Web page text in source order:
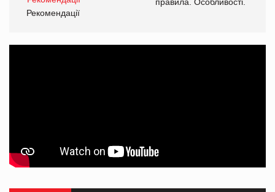
Рекомендації